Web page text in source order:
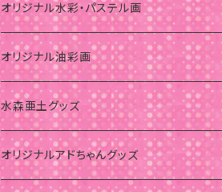
オリジナル水彩・パステル画
オリジナル油彩画
水森亜土グッズ
オリジナルアドちゃんグッズ